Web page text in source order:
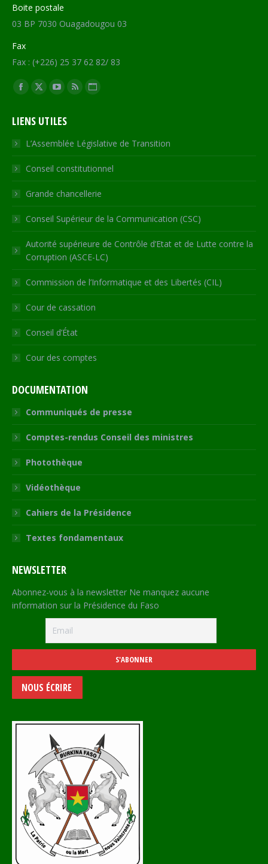
Boite postale
03 BP 7030 Ouagadougou 03
Fax
Fax : (+226) 25 37 62 82/ 83
Trouvez nous sur :
Facebook
opens
in
new
window
X
opens
in
new
window
YouTube
opens
in
new
window
RSS
in
new
window
Site
opens
in
new
LIENS UTILES
L’Assemblée Législative de Transition
Conseil constitutionnel
Grande chancellerie
Conseil Supérieur de la Communication (CSC)
Autorité supérieure de Contrôle d’Etat et de Lutte contre la
Corruption (ASCE-LC)
Commission de l’Informatique et des Libertés (CIL)
Cour de cassation
Conseil d’État
Cour des comptes
DOCUMENTATION
Communiqués de presse
Comptes-rendus Conseil des ministres
Photothèque
Vidéothèque
Cahiers de la Présidence
Textes fondamentaux
NEWSLETTER
Abonnez-vous à la newsletter Ne manquez aucune
information sur la Présidence du Faso
NOUS ÉCRIRE